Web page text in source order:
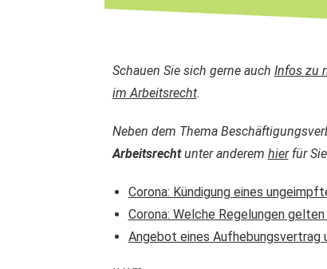
Schauen Sie sich gerne auch Infos zu
im Arbeitsrecht.
Neben dem Thema
Arbeitsrechtunter anderem hierfür
Corona: Kündigung eines
Corona: Welche Regelungen
Angebot eines Aufhebungsvertrag